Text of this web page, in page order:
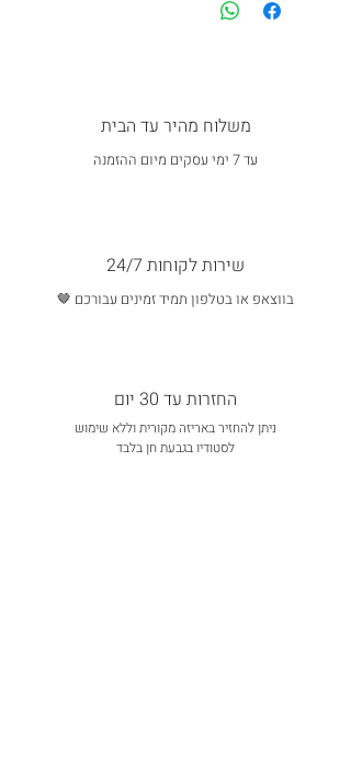
משלוח מהיר עד הבית
עד 7 ימי עסקים מיום ההזמנה
שירות לקוחות 24/7
בווצאפ או בטלפון תמיד זמינים עבורכם 🤎
החזרות עד 30 יום
ניתן להחזיר באריזה מקורית וללא שימוש
לסטודיו בגבעת חן בלבד